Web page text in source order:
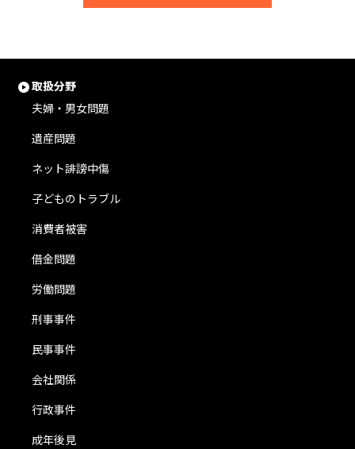
取扱分野
夫婦・男女問題
遺産問題
ネット誹謗中傷
子どものトラブル
消費者被害
借金問題
労働問題
刑事事件
民事事件
会社関係
行政事件
成年後見